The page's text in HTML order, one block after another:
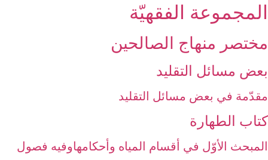
المجموعة الفقهيّة
مختصر منهاج الصالحين‏
بعض مسائل التقليد
مقدّمة في بعض مسائل التقليد
كتاب الطهارة
المبحث الأوّل في أقسام المياه وأحكامهاوفيه فصول‏